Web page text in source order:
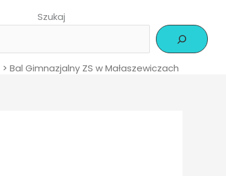
Szukaj
> Bal Gimnazjalny ZS w Małaszewiczach